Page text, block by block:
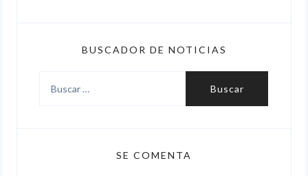
BUSCADOR DE NOTICIAS
SE COMENTA